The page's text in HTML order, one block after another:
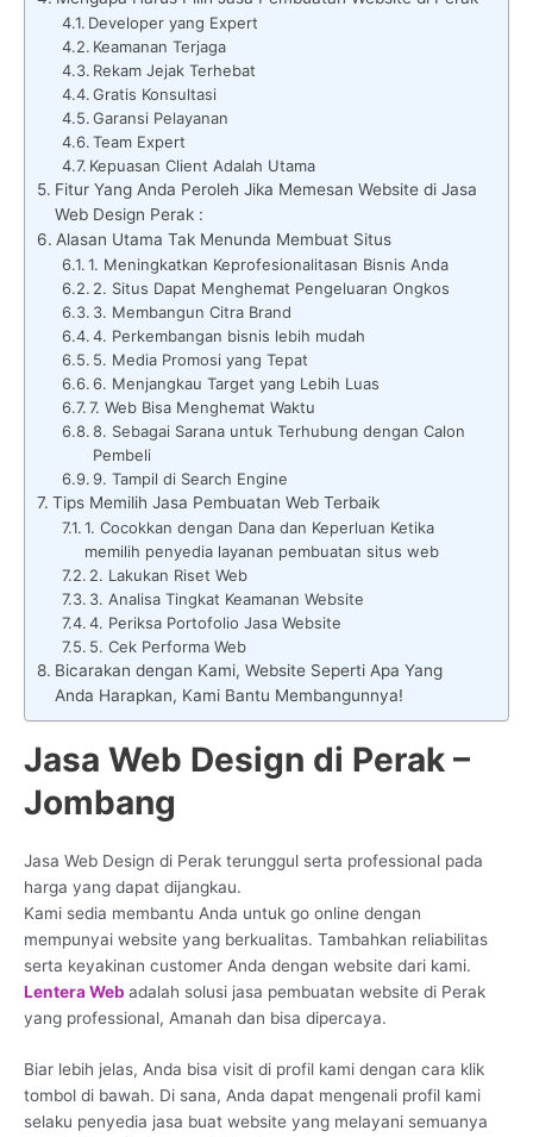
Developer yang Expert
Keamanan Terjaga
Rekam Jejak Terhebat
Gratis Konsultasi
Garansi Pelayanan
Team Expert
Kepuasan Client Adalah Utama
Fitur Yang Anda Peroleh Jika Memesan Website di Jasa
Web Design Perak :
Alasan Utama Tak Menunda Membuat Situs
1. Meningkatkan Keprofesionalitasan Bisnis Anda
2. Situs Dapat Menghemat Pengeluaran Ongkos
3. Membangun Citra Brand
4. Perkembangan bisnis lebih mudah
5. Media Promosi yang Tepat
6. Menjangkau Target yang Lebih Luas
7. Web Bisa Menghemat Waktu
8. Sebagai Sarana untuk Terhubung dengan Calon
Pembeli
9. Tampil di Search Engine
Tips Memilih Jasa Pembuatan Web Terbaik
1. Cocokkan dengan Dana dan Keperluan Ketika
memilih penyedia layanan pembuatan situs web
2. Lakukan Riset Web
3. Analisa Tingkat Keamanan Website
4. Periksa Portofolio Jasa Website
5. Cek Performa Web
Bicarakan dengan Kami, Website Seperti Apa Yang
Anda Harapkan, Kami Bantu Membangunnya!
Jasa Web Design di Perak –
Jombang
Jasa Web Design di Perak terunggul serta professional pada
harga yang dapat dijangkau.
Kami sedia membantu Anda untuk go online dengan
mempunyai website yang berkualitas. Tambahkan reliabilitas
serta keyakinan customer Anda dengan website dari kami.
Lentera Web adalah solusi jasa pembuatan website di Perak
yang professional, Amanah dan bisa dipercaya.
Biar lebih jelas, Anda bisa visit di profil kami dengan cara klik
tombol di bawah. Di sana, Anda dapat mengenali profil kami
selaku penyedia jasa buat website yang melayani semuanya